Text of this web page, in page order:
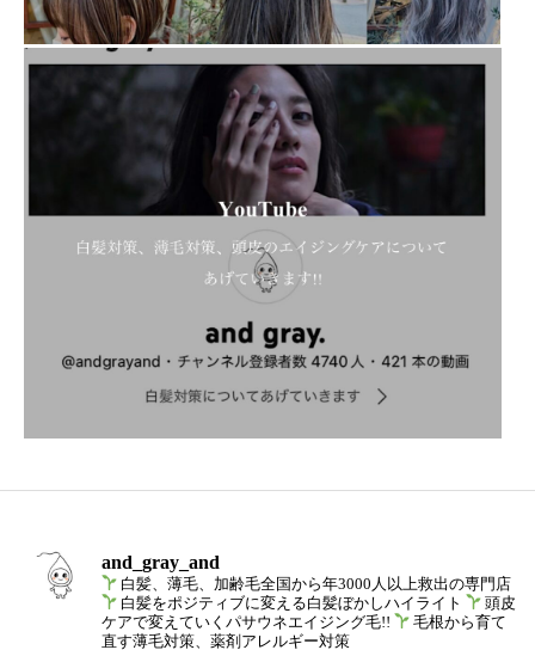
and_gray_and
白髪、薄毛、加齢毛全国から年3000人以上救出の専門店
白髪をポジティブに変える白髪ぼかしハイライト
頭皮
ケアで変えていくパサウネエイジング毛!!
毛根から育て
直す薄毛対策、薬剤アレルギー対策